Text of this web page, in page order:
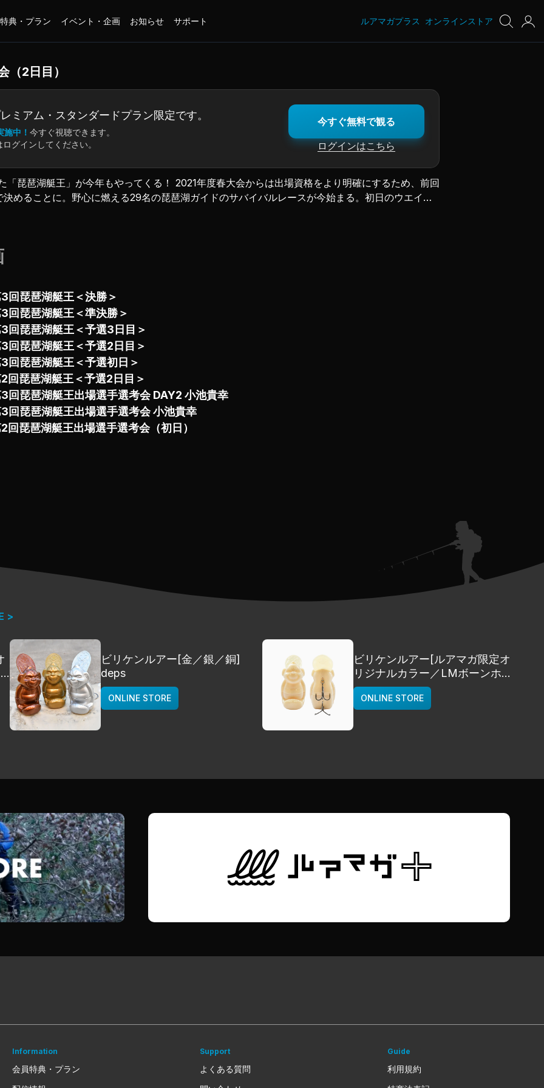
典・プラン イベント・企画 お知らせ サポート ルアマガプラス オンラインストア
（2日目）
ミアム・ スタンダードプラン限定です。
中！ 今すぐ視聴できます。
グインしてください。
今すぐ無料で観る
ログインはこちら
「琵琶湖艇王」が今年もやってくる！ 2021年度春大会からは出場資格をより明確にするため、前回
めることに。野心に燃える29名の琵琶湖ガイドのサバイバルレースが今始まる。初日のウエイト
回琵琶湖艇王＜決勝＞
回琵琶湖艇王＜準決勝＞
回琵琶湖艇王＜予選3日目＞
回琵琶湖艇王＜予選2日目＞
回琵琶湖艇王＜予選初日＞
回琵琶湖艇王＜予選2日目＞
回琵琶湖艇王出場選手選考会 DAY2 小池貴幸
回琵琶湖艇王出場選手選考会 小池貴幸
回琵琶湖艇王出場選手選考会（初日）
>
ビリケンルアー[金／銀／銅]
deps
ONLINE STORE
ビリケンルアー[ルアマガ限定オ
リジナルカラー／LMボーンホワ
イト]
deps
ONLINE STORE
Information
会員特典・プラン
Support
よくある質問
Guide
利用規約